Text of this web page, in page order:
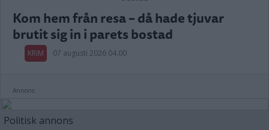
Kom hem från resa – då hade tjuvar
brutit sig in i parets bostad
KRIM 07 augusti 2026 04.00
Annons:
Politisk annons